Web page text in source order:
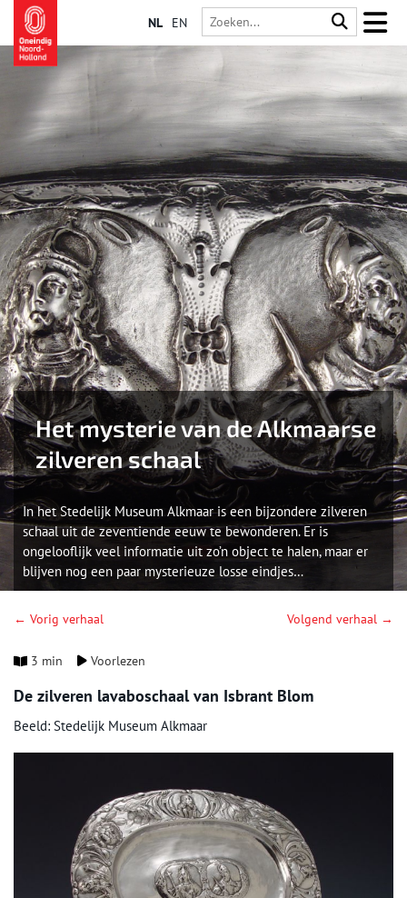
NL EN
Het mysterie van de Alkmaarse
zilveren schaal
In het Stedelijk Museum Alkmaar is een bijzondere zilveren
schaal uit de zeventiende eeuw te bewonderen. Er is
ongelooflijk veel informatie uit zo’n object te halen, maar er
blijven nog een paar mysterieuze losse eindjes…
← Vorig verhaal Volgend verhaal →
3 min Voorlezen
De zilveren lavaboschaal van Isbrant Blom
Beeld: Stedelijk Museum Alkmaar